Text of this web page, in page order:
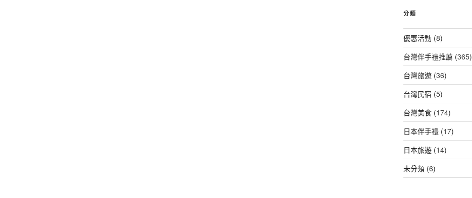
分類
優惠活動(8)
台灣伴手禮推薦(365)
台灣旅遊(36)
台灣民宿 (5)
台灣美食(174)
日本伴手禮(17)
日本旅遊(14)
未分類(6)